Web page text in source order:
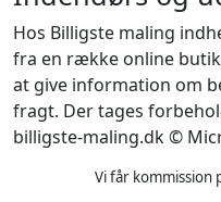
Hos Billigste maling
fra en række online
at give information om
fragt. Der tages
billigste-maling.dk ©
Vi får kommission